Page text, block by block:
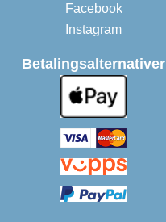
Facebook
Instagram
Betalingsalternativer